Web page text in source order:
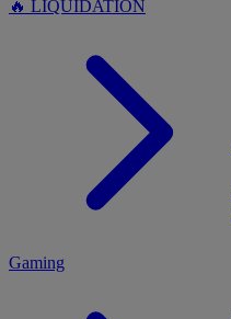
🔥 LIQUIDATION
Gaming